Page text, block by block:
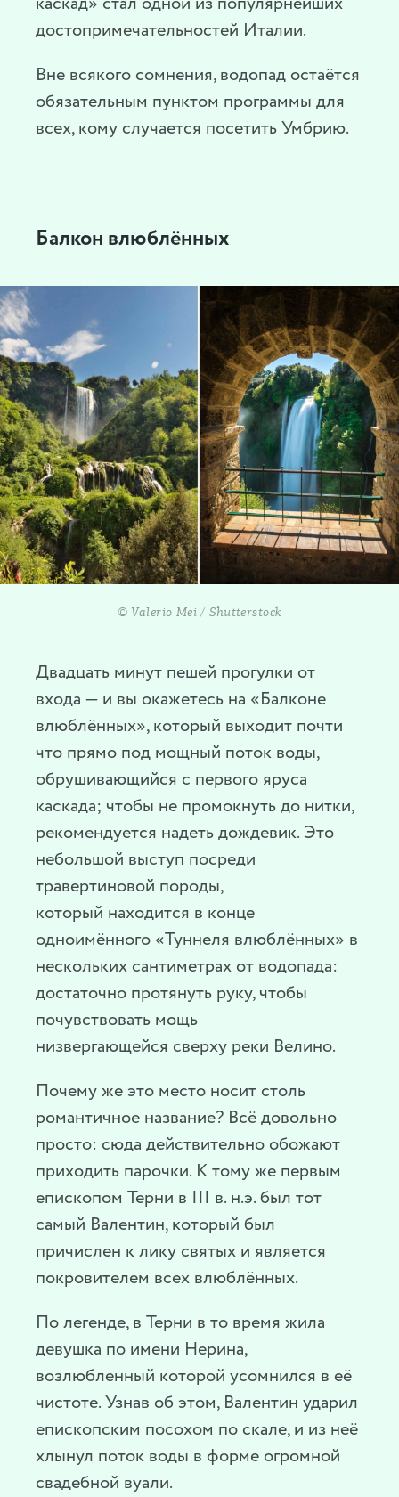
достопримечательностей Италии.
Вне всякого сомнения, водопад остаётся
обязательным пунктом программы для
всех, кому случается посетить Умбрию.
Балкон влюблённых
© Valerio Mei / Shutterstock
Двадцать минут пешей прогулки от
входа — и вы окажетесь на «Балконе
влюблённых», который выходит почти
что прямо под мощный поток воды,
обрушивающийся с первого яруса
каскада; чтобы не промокнуть до нитки,
рекомендуется надеть дождевик. Это
небольшой выступ посреди
травертиновой породы,
который находится в конце
одноимённого «Туннеля влюблённых» в
нескольких сантиметрах от водопада:
достаточно протянуть руку, чтобы
почувствовать мощь
низвергающейся сверху реки Велино.
Почему же это место носит столь
романтичное название? Всё довольно
просто: сюда действительно обожают
приходить парочки. К тому же первым
епископом Терни в III в. н.э. был тот
самый Валентин, который был
причислен к лику святых и является
покровителем всех влюблённых.
По легенде, в Терни в то время жила
девушка по имени Нерина,
возлюбленный которой усомнился в её
чистоте. Узнав об этом, Валентин ударил
епископским посохом по скале, и из неё
хлынул поток воды в форме огромной
свадебной вуали.